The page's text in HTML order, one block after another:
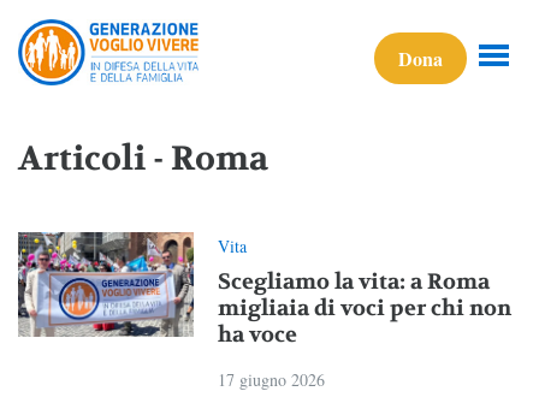
Dona
Articoli - Roma
Vita
Scegliamo la vita: a Roma
migliaia di voci per chi non
ha voce
17 giugno 2026